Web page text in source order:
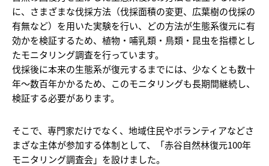
に、さまざまな伐採方法（伐採面積の変更、広葉樹の伐採の
有無など）を用いた実験を行い、どの方法が生態系復元に有
効かを検証するため、植物・哺乳類・鳥類・昆虫を指標とし
たモニタリング調査を行っています。
伐採後に本来の生態系が復元するまでには、少なくとも数十
年～数百年かかるため、このモニタリングも長期間継続し、
検証する必要があります。
そこで、専門家だけでなく、地域住民やボランティアなどさ
まざな主体が参加する体制として、「赤谷自然林復元100年
モニタリング調査会」を設けました。